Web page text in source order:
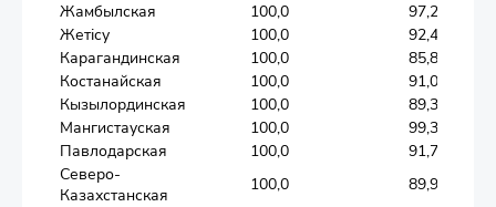
Жамбылская
100,0
97,2
Жетісу
100,0
92,4
Карагандинская
100,0
85,8
Костанайская
100,0
91,0
Кызылординская
100,0
89,3
Мангистауская
100,0
99,3
Павлодарская
100,0
91,7
Северо-
Казахстанская
100,0
89,9